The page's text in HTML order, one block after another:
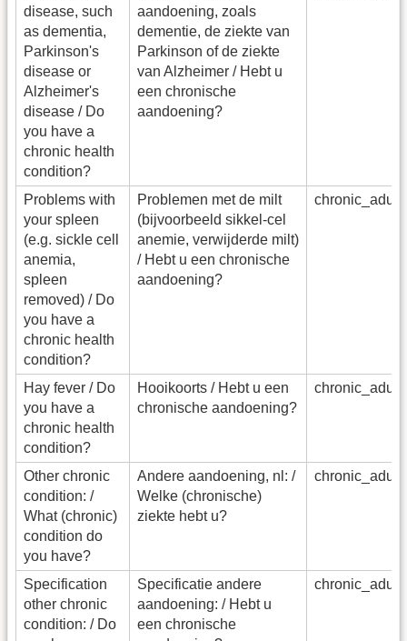
disease, such
as dementia,
Parkinson's
disease or
Alzheimer's
disease / Do
you have a
chronic health
condition?
aandoening, zoals
dementie, de ziekte van
Parkinson of de ziekte
van Alzheimer / Hebt u
een chronische
aandoening?
Problems with
your spleen
(e.g. sickle cell
anemia,
spleen
removed) / Do
you have a
chronic health
condition?
Problemen met de milt
(bijvoorbeeld sikkel-cel
anemie, verwijderde milt)
/ Hebt u een chronische
aandoening?
Hay fever / Do
you have a
chronic health
condition?
Hooikoorts / Hebt u een
chronische aandoening?
Other chronic
condition: /
What (chronic)
condition do
you have?
Andere aandoening, nl: /
Welke (chronische)
ziekte hebt u?
Specification
other chronic
condition: / Do
Specificatie andere
aandoening: / Hebt u
een chronische